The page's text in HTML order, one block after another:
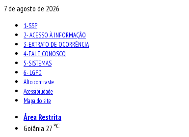
7 de agosto de 2026
1-SSP
2- ACESSO À INFORMAÇÃO
3-EXTRATO DE OCORRÊNCIA
4-FALE CONOSCO
5-SISTEMAS
6- LGPD
Alto contraste
Acessibilidade
Mapa do site
Área Restrita
Goiânia 27℃